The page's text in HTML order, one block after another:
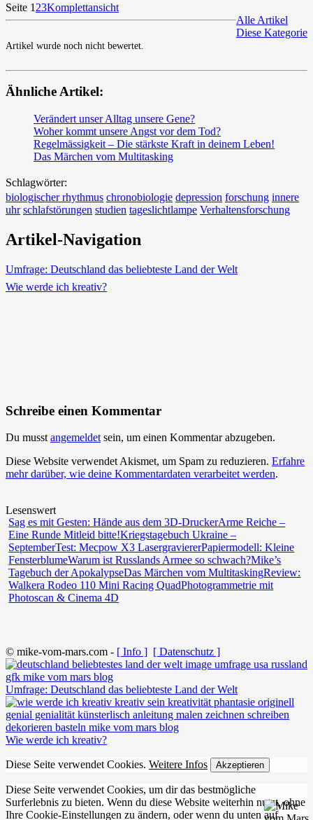
Seite 1 23Komplettansicht
Alle Artikel
Diese Kategorie
Artikel wurde noch nicht bewertet.
Ähnliche Artikel:
Verändert unser Alltag unsere Gene?
Woher kommt unsere Angst vor dem Tod?
Regelmässigkeit – Die stärkste Kraft in deinem Leben!
Das Märchen vom Multitasking
Schlagwörter:
biologischer rhythmus chronobiologie depression forschung innere
uhr schlafstörungen studien tageslichtlampe Verhaltensforschung
Artikel-Navigation
Umfrage: Deutschland das beliebteste Land der Welt
Wie werde ich kreativ?
Schreibe einen Kommentar
Du musst angemeldet sein, um einen Kommentar abzugeben.
Diese Website verwendet Akismet, um Spam zu reduzieren. Erfahre
mehr darüber, wie deine Kommentardaten verarbeitet werden.
Lesenswert
Sag es mit Gesten: Hände aus dem 3D-DruckerArme Reiche –
Eine Runde Mitleid bitte!Kriegstagebuch Ukraine –
SeptemberTest: Mecpow X3 LasergraviererPapiermodell: Kleine
FensterblumeWarum ist Russlands Armee so schwach?Mike’s
Tagebuch der ApokalypseDas Märchen vom MultitaskingReview:
Walkera Rodeo 110 Mini Racing QuadPhotogrammetrie mit
Photoscan & Cinema 4D
© mike-vom-mars.com - [ Info ] [ Datenschutz ]
Umfrage: Deutschland das beliebteste Land der Welt
Wie werde ich kreativ?
Diese Seite verwendet Cookies. Weitere Infos Akzeptieren
Diese Seite verwendet Cookies, um dir das bestmögliche
Surferlebnis zu bieten. Wenn du diese Website weiterhin nutzt, ohne
Ihre Cookie-Einstellungen zu ändern, oder wenn du unten auf